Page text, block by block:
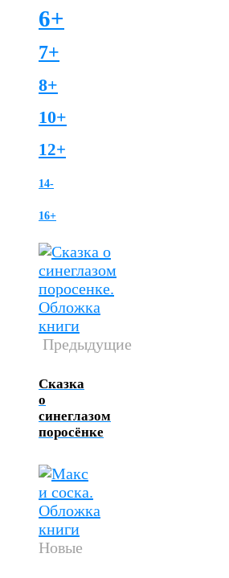
6+
7+
8+
10+
12+
14-
16+
Предыдущие
Сказка
о
синеглазом
поросёнке
Новые